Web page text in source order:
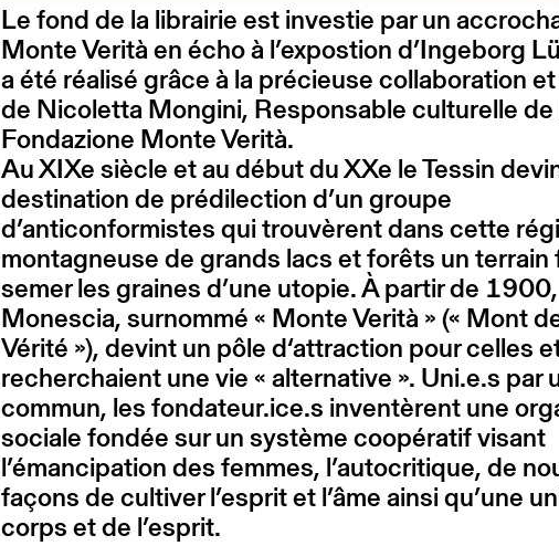
Le fond de la librairie est investie par un
Monte Verità en écho à l’expostion d’Ingeborg
a été réalisé grâce à la précieuse collaboration
de Nicoletta Mongini, Responsable culturelle de
Fondazione Monte Verità.
Au XIXe siècle et au début du XXe le Tessin
destination de prédilection d’un groupe
d’anticonformistes qui trouvèrent dans cette
montagneuse de grands lacs et forêts un terrain
semer les graines d’une utopie. À partir de
Monescia, surnommé « Monte Verità » (« Mont
Vérité »), devint un pôle d‘attraction pour celles
recherchaient une vie « alternative ». Uni.e.s par
commun, les fondateur.ice.s inventèrent une
sociale fondée sur un système coopératif visant
l’émancipation des femmes, l’autocritique, de
façons de cultiver l’esprit et l’âme ainsi qu’une
corps et de l’esprit.